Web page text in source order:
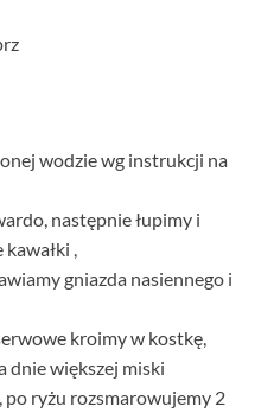
wodzie wg instrukcji na
następnie łupimy i
,
gniazda nasiennego i
kroimy w kostkę,
dnie większej miski
po ryżu rozsmarowujemy 2